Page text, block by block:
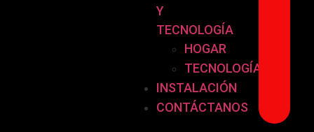
Y
TECNOLOGÍA
HOGAR
TECNOLOGÍA
INSTALACIÓN
CONTÁCTANOS